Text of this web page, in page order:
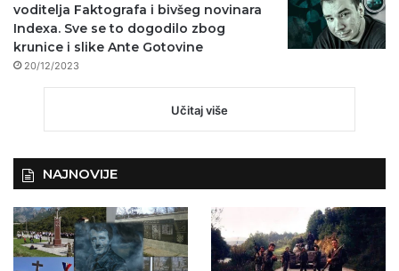
voditelja Faktografa i bivšeg novinara
Indexa. Sve se to dogodilo zbog
krunice i slike Ante Gotovine
20/12/2023
Učitaj više
NAJNOVIJE